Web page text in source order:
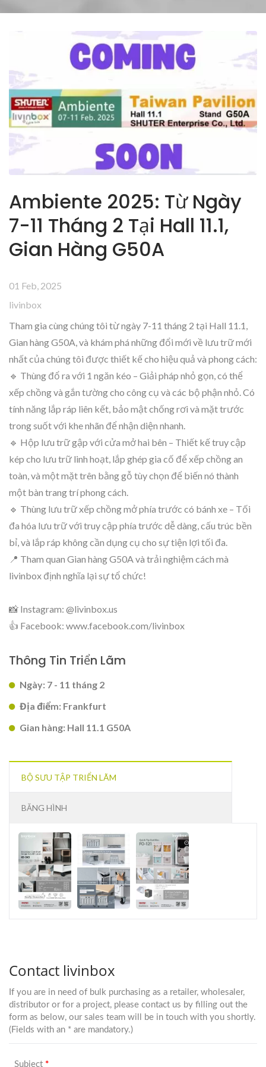
Ambiente 2025: Từ Ngày
7-11 Tháng 2 Tại Hall 11.1,
Gian Hàng G50A
01 Feb, 2025
livinbox
Tham gia cùng chúng tôi từ ngày 7-11 tháng 2 tại Hall 11.1,
Gian hàng G50A, và khám phá những đổi mới về lưu trữ mới
nhất của chúng tôi được thiết kế cho hiệu quả và phong cách:
🔹 Thùng đổ ra với 1 ngăn kéo – Giải pháp nhỏ gọn, có thể
xếp chồng và gắn tường cho công cụ và các bộ phận nhỏ. Có
tính năng lắp ráp liên kết, bảo mật chống rơi và mặt trước
trong suốt với khe nhãn để nhận diện nhanh.
🔹 Hộp lưu trữ gập với cửa mở hai bên – Thiết kế truy cập
kép cho lưu trữ linh hoạt, lắp ghép gia cố để xếp chồng an
toàn, và một mặt trên bằng gỗ tùy chọn để biến nó thành
một bàn trang trí phong cách.
🔹 Thùng lưu trữ xếp chồng mở phía trước có bánh xe – Tối
đa hóa lưu trữ với truy cập phía trước dễ dàng, cấu trúc bền
bỉ, và lắp ráp không cần dụng cụ cho sự tiện lợi tối đa.
📍 Tham quan Gian hàng G50A và trải nghiệm cách mà
livinbox định nghĩa lại sự tổ chức!
📸 Instagram: @livinbox.us
👍 Facebook: www.facebook.com/livinbox
Thông Tin Triển Lãm
Ngày: 7 - 11 tháng 2
Địa điểm: Frankfurt
Gian hàng: Hall 11.1 G50A
BỘ SƯU TẬP TRIỂN LÃM
BĂNG HÌNH